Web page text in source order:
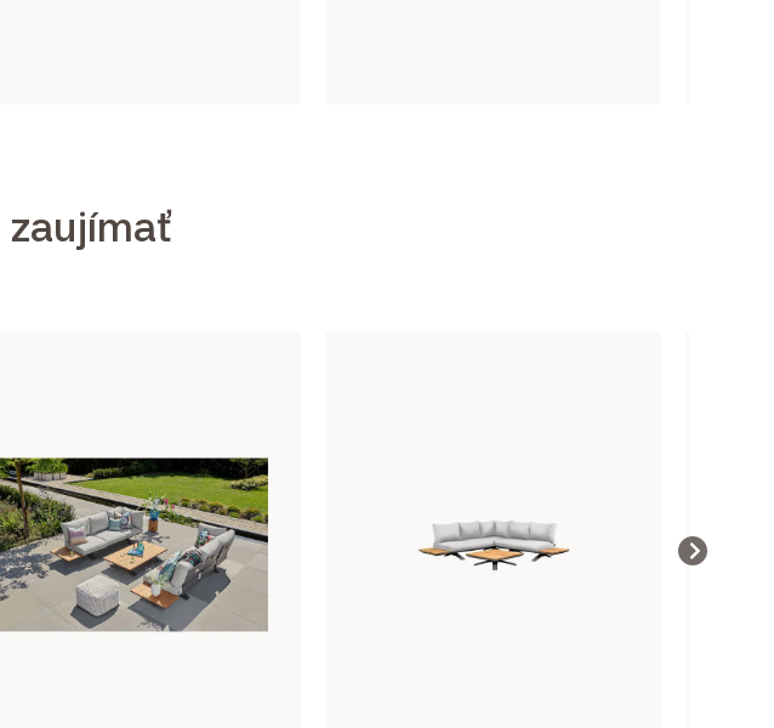
zaujímať